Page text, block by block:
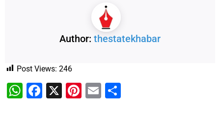
Author: thestatekhabar
Post Views: 246
WhatsApp
Facebook
X Pinterest
Email